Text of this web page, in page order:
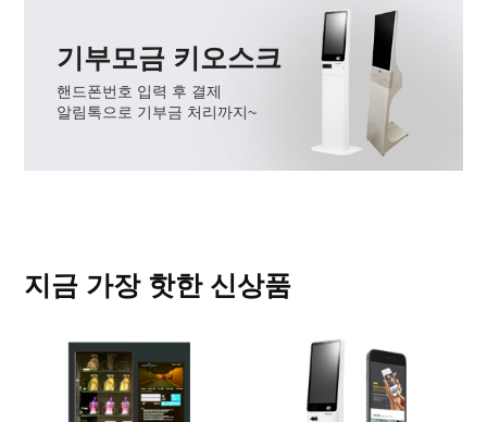
기부모금 키오스크
핸드폰번호 입력 후 결제
알림톡으로 기부금 처리까지~
지금 가장 핫한 신상품